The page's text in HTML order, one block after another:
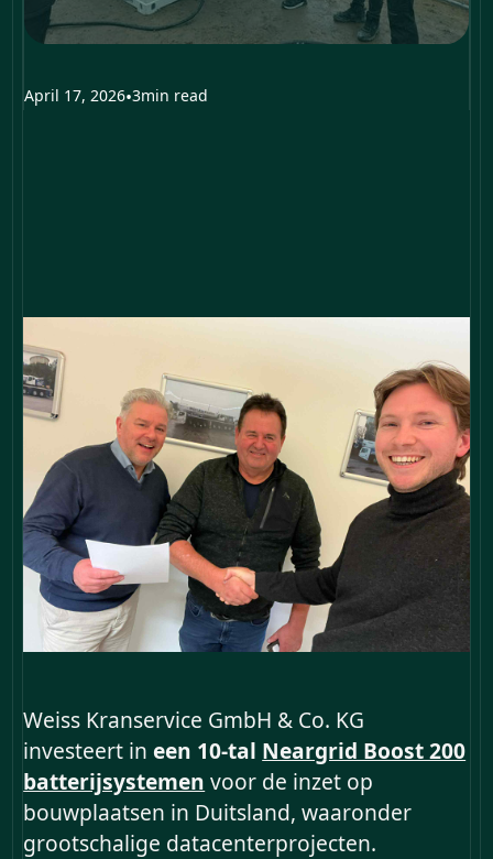
Zero Downtime op Duitse
Bouwplaatsen: Weiss
Neargrid batterijen voor
opbouw datacenters
Frankfurt
April 17, 2026•3min read
Weiss Kranservice GmbH & Co. KG
investeert in een 10-tal Neargrid Boost 200
batterijsystemen voor de inzet op
bouwplaatsen in Duitsland, waaronder
grootschalige datacenterprojecten.